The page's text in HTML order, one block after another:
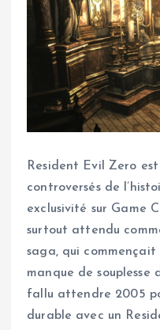
Resident Evil Zero est
controversés de
exclusivité sur Game
surtout attendu
saga, qui
manque de souplesse
fallu attendre 2005
durable avec un